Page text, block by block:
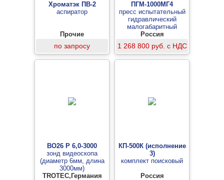
Хроматэк ПВ-2
аспиратор
Прочие
по запросу
ПГМ-1000МГ4
пресс испытательный
гидравлический
малогабаритный
Россия
1 268 800 руб. с НДС
BO26 P 6,0-3000
зонд видеоскопа
(диаметр 6мм, длина
3000мм)
TROTEC,Германия
КП-500К (исполнение
3)
комплект поисковый
Россия